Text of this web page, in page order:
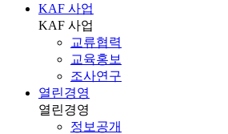
KAF 사업
KAF 사업
교류협력
교육홍보
조사연구
열린경영
열린경영
정보공개